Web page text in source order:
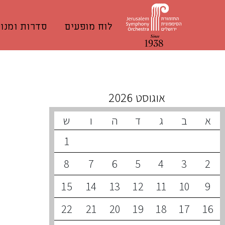
לוח מופעים סדרות
אוגוסט 2026
א ב ג ד ה ו
ש
1
2
3
4
5
6
7
8
9
10
11
12
13
14
15
16
17
18
19
20
21
22